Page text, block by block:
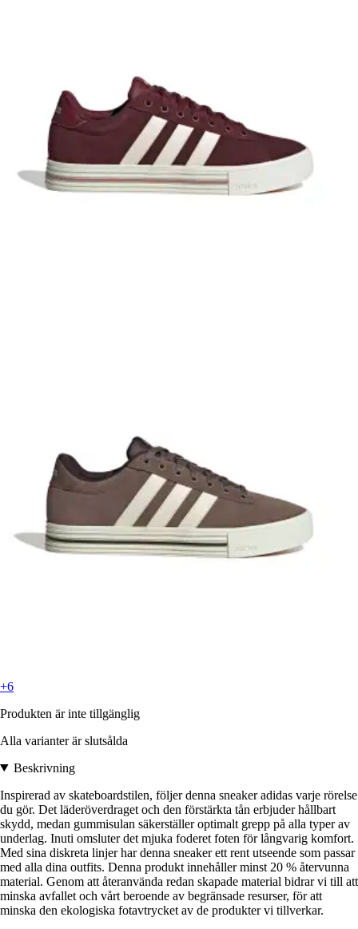
+6
Produkten är inte tillgänglig
Alla varianter är slutsålda
Beskrivning
Inspirerad av skateboardstilen, följer denna sneaker adidas varje rörelse
du gör. Det läderöverdraget och den förstärkta tån erbjuder hållbart
skydd, medan gummisulan säkerställer optimalt grepp på alla typer av
underlag. Inuti omsluter det mjuka foderet foten för långvarig komfort.
Med sina diskreta linjer har denna sneaker ett rent utseende som passar
med alla dina outfits. Denna produkt innehåller minst 20 % återvunna
material. Genom att återanvända redan skapade material bidrar vi till att
minska avfallet och vårt beroende av begränsade resurser, för att
minska den ekologiska fotavtrycket av de produkter vi tillverkar.